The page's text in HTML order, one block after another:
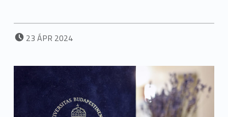
POSTED ON:
23 ÁPR 2024